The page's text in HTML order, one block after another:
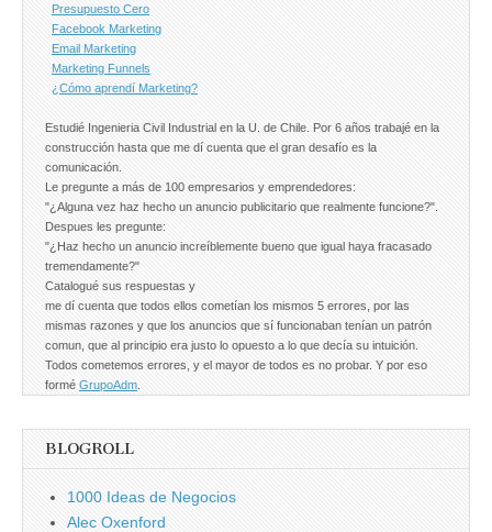
Presupuesto Cero
Facebook Marketing
Email Marketing
Marketing Funnels
¿Cómo aprendí Marketing?
Estudié Ingenieria Civil Industrial en la U. de Chile. Por 6 años trabajé en la
construcción hasta que me dí cuenta que el gran desafío es la
comunicación.
Le pregunte a más de 100 empresarios y emprendedores:
"¿Alguna vez haz hecho un anuncio publicitario que realmente funcione?".
Despues les pregunte:
"¿Haz hecho un anuncio increíblemente bueno que igual haya fracasado
tremendamente?"
Catalogué sus respuestas y
me dí cuenta que todos ellos cometían los mismos 5 errores, por las
mismas razones y que los anuncios que sí funcionaban tenían un patrón
comun, que al principio era justo lo opuesto a lo que decía su intuición.
Todos cometemos errores, y el mayor de todos es no probar. Y por eso
formé GrupoAdm
BLOGROLL
1000 Ideas de Negocios
Alec Oxenford